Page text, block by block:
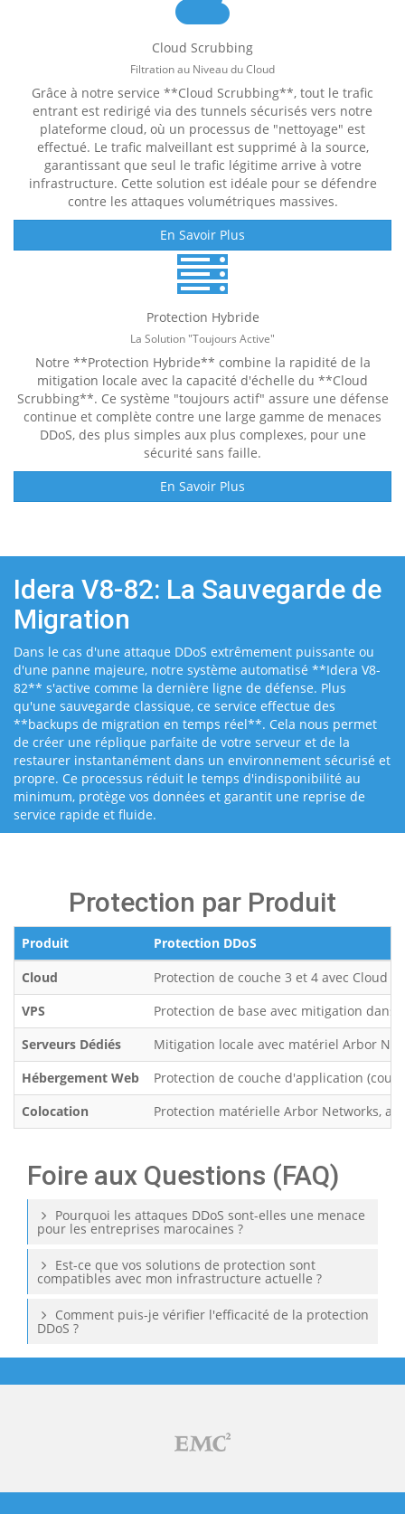
Cloud Scrubbing
Filtration au Niveau du Cloud
Grâce à notre service **Cloud Scrubbing**, tout le trafic
entrant est redirigé via des tunnels sécurisés vers notre
plateforme cloud, où un processus de "nettoyage" est
effectué. Le trafic malveillant est supprimé à la source,
garantissant que seul le trafic légitime arrive à votre
infrastructure. Cette solution est idéale pour se défendre
contre les attaques volumétriques massives.
En Savoir Plus
Protection Hybride
La Solution "Toujours Active"
Notre **Protection Hybride** combine la rapidité de la
mitigation locale avec la capacité d'échelle du **Cloud
Scrubbing**. Ce système "toujours actif" assure une défense
continue et complète contre une large gamme de menaces
DDoS, des plus simples aux plus complexes, pour une
sécurité sans faille.
En Savoir Plus
Idera V8-82: La Sauvegarde de
Migration
Dans le cas d'une attaque DDoS extrêmement puissante ou
d'une panne majeure, notre système automatisé **Idera V8-
82** s'active comme la dernière ligne de défense. Plus
qu'une sauvegarde classique, ce service effectue des
**backups de migration en temps réel**. Cela nous permet
de créer une réplique parfaite de votre serveur et de la
restaurer instantanément dans un environnement sécurisé et
propre. Ce processus réduit le temps d'indisponibilité au
minimum, protège vos données et garantit une reprise de
service rapide et fluide.
Protection par Produit
Produit
Protection DDoS
Cloud
Protection de couche 3 et 4 avec Cloud
VPS
Protection de base avec mitigation dans
Serveurs Dédiés
Mitigation locale avec matériel Arbor
Hébergement Web
Protection de couche d'application
Colocation
Protection matérielle Arbor Networks,
Foire aux Questions (FAQ)
Pourquoi les attaques DDoS sont-elles une menace
pour les entreprises marocaines ?
Est-ce que vos solutions de protection sont
compatibles avec mon infrastructure actuelle ?
Comment puis-je vérifier l'efficacité de la protection
DDoS ?